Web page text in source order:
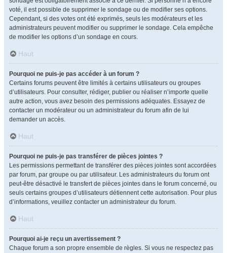
voté, il est possible de supprimer le sondage ou de modifier ses options.
Cependant, si des votes ont été exprimés, seuls les modérateurs et les
administrateurs peuvent modifier ou supprimer le sondage. Cela empêche
de modifier les options d’un sondage en cours.
Haut
Pourquoi ne puis-je pas accéder à un forum ?
Certains forums peuvent être limités à certains utilisateurs ou groupes
d’utilisateurs. Pour consulter, rédiger, publier ou réaliser n’importe quelle
autre action, vous avez besoin des permissions adéquates. Essayez de
contacter un modérateur ou un administrateur du forum afin de lui
demander un accès.
Haut
Pourquoi ne puis-je pas transférer de pièces jointes ?
Les permissions permettant de transférer des pièces jointes sont accordées
par forum, par groupe ou par utilisateur. Les administrateurs du forum ont
peut-être désactivé le transfert de pièces jointes dans le forum concerné, ou
seuls certains groupes d’utilisateurs détiennent cette autorisation. Pour plus
d’informations, veuillez contacter un administrateur du forum.
Haut
Pourquoi ai-je reçu un avertissement ?
Chaque forum a son propre ensemble de règles. Si vous ne respectez pas